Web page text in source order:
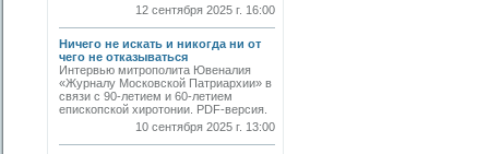
12 сентября 2025 г. 16:00
Ничего не искать и никогда ни от
чего не отказываться
Интервью митрополита Ювеналия
«Журналу Московской Патриархии» в
связи с 90-летием и 60-летием
епископской хиротонии. PDF-версия.
10 сентября 2025 г. 13:00